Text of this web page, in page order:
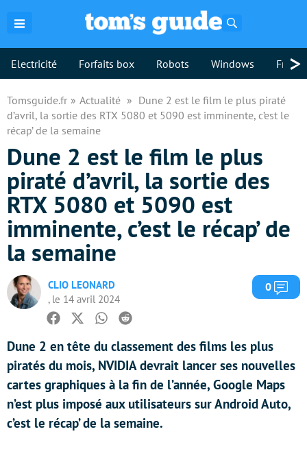
Electricité Forfaits box Robots Windows >
Tomsguide.fr Actualité
Dune 2 est le film le plus piraté
d’avril, la sortie des RTX 5080 et 5090 est imminente, c’est le
récap’ de la semaine
Dune 2 est le film le plus
piraté d’avril, la sortie des
RTX 5080 et 5090 est
imminente, c’est le récap’ de
la semaine
CLIO LEONARD
, le 14 avril 2024
0
Facebook
TwitterWhatsapp
Reddit
Dune 2 en tête du classement des films les plus
piratés du mois, NVIDIA devrait lancer ses nouvelles
cartes graphiques à la fin de l’année, Google Maps
n’est plus imposé aux utilisateurs sur Android Auto,
c’est le récap’ de la semaine.